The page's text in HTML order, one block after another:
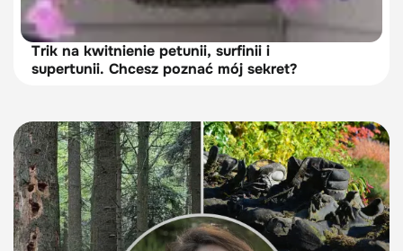
Trik na kwitnienie petunii, surfinii i
supertunii. Chcesz poznać mój sekret?